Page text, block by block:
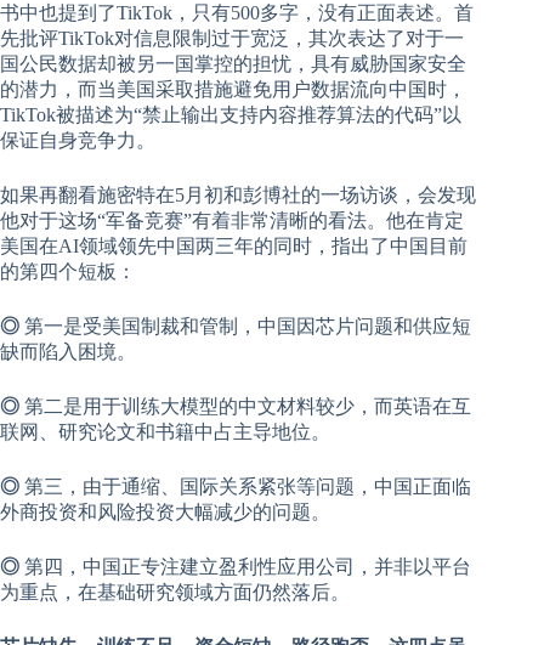
书中也提到了TikTok，只有500多字，没有正面表述。首
先批评TikTok对信息限制过于宽泛，其次表达了对于一
国公民数据却被另一国掌控的担忧，具有威胁国家安全
的潜力，而当美国采取措施避免用户数据流向中国时，
TikTok被描述为“禁止输出支持内容推荐算法的代码”以
保证自身竞争力。
如果再翻看施密特在5月初和彭博社的一场访谈，会发现
他对于这场“军备竞赛”有着非常清晰的看法。他在肯定
美国在AI领域领先中国两三年的同时，指出了中国目前
的第四个短板：
◎ 第一是受美国制裁和管制，中国因芯片问题和供应短
缺而陷入困境。
◎ 第二是用于训练大模型的中文材料较少，而英语在互
联网、研究论文和书籍中占主导地位。
◎ 第三，由于通缩、国际关系紧张等问题，中国正面临
外商投资和风险投资大幅减少的问题。
◎ 第四，中国正专注建立盈利性应用公司，并非以平台
为重点，在基础研究领域方面仍然落后。